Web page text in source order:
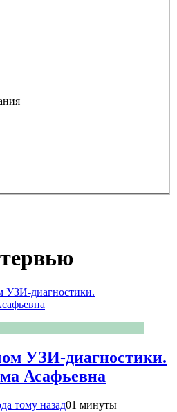
УЗИ-диагностики.
Асафьевна
тому назад01 минуты